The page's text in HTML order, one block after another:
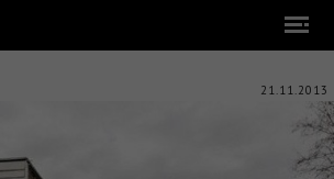
21.11.2013